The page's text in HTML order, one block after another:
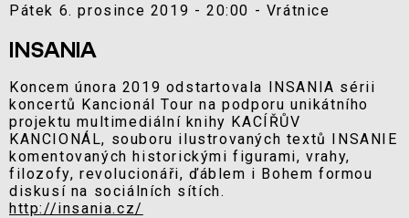
Pátek 6. prosince 2019 - 20:00 - Vrátnice
INSANIA
Koncem února 2019 odstartovala INSANIA sérii
koncertů Kancionál Tour na podporu unikátního
projektu multimediální knihy KACÍŘŮV
KANCIONÁL, souboru ilustrovaných textů INSANIE
komentovaných historickými figurami, vrahy,
filozofy, revolucionáři, ďáblem i Bohem formou
diskusí na sociálních sítích.
http://insania.cz/